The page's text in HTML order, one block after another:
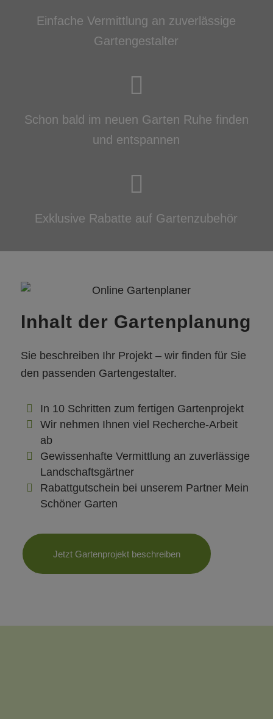
Einfache Vermittlung an zuverlässige
Gartengestalter
Schon bald im neuen Garten Ruhe finden
und entspannen
Exklusive Rabatte auf Gartenzubehör
Inhalt der Gartenplanung
Sie beschreiben Ihr Projekt – wir finden für Sie
den passenden Gartengestalter.
In 10 Schritten zum fertigen Gartenprojekt
Wir nehmen Ihnen viel Recherche-Arbeit
ab
Gewissenhafte Vermittlung an zuverlässige
Landschaftsgärtner
Rabattgutschein bei unserem Partner Mein
Schöner Garten
Jetzt Gartenprojekt beschreiben